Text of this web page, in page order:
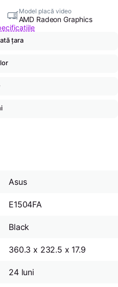
Model placă video
AMD Radeon Graphics
țara
Asus
E1504FA
Black
360.3 x 232.5 x 17.9
24 luni